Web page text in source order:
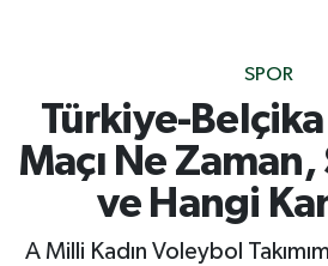
SPOR
Türkiye-
Maçı Ne
ve Hangi
A Milli Kadın Voleybol